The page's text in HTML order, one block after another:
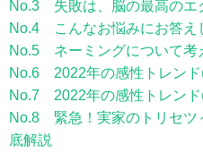
No.3 失敗は、脳の最高のエ
No.4 こんなお悩みにお答え
No.5 ネーミングについて考
No.6 2022年の感性トレンド
No.7 2022年の感性トレンド
No.8 緊急！実家のトリセツ
底解説